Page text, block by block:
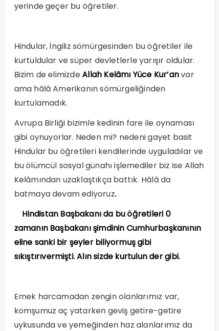
yerinde geçer bu öğretiler.
Hindular, İngiliz sömürgesinden bu öğretiler ile
kurtuldular ve süper devletlerle yarışır oldular.
Bizim de elimizdeAllah Kelâmı Yüce Kur’anvar
ama hâlâ Amerikanın sömürgeliğinden
kurtulamadık.
Avrupa Birliği bizimle kedinin fare ile oynaması
gibi oynuyorlar. Neden mi? nedeni gayet basit
Hindular bu öğretileri kendilerinde uyguladılar ve
bu ölümcül sosyal günahı işlemediler biz ise Allah
Kelâmından uzaklaştıkça battık. Hâlâ da
batmaya devam ediyoruz.
Hindistan Başbakanı da bu öğretileri 0
zamanın Başbakanı şimdinin Cumhurbaşkanının
eline sanki bir şeyler biliyormuş gibi
sıkıştırıvermişti. Alın sizde kurtulun der gibi.
Emek harcamadan zengin olanlarımız var,
komşumuz aç yatarken geviş getire-getire
uykusunda ve yemeğinden haz alanlarımız da